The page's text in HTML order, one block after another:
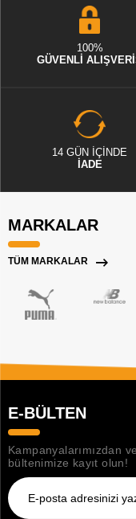
100%
GÜVENLİ
14 GÜN İÇİNDE
İADE
MARKALAR
TÜM MARKALAR
E-BÜLTEN
Kampanyalarımızdan
bültenimize kayıt olun!